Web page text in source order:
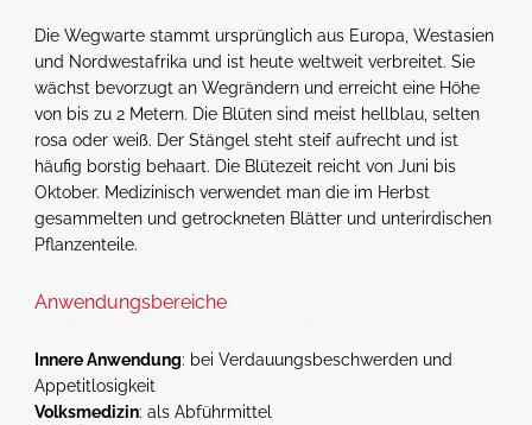
Die Wegwarte stammt ursprünglich aus Europa, Westasien
und Nordwestafrika und ist heute weltweit verbreitet. Sie
wächst bevorzugt an Wegrändern und erreicht eine Höhe
von bis zu 2 Metern. Die Blüten sind meist hellblau, selten
rosa oder weiß. Der Stängel steht steif aufrecht und ist
häufig borstig behaart. Die Blütezeit reicht von Juni bis
Oktober. Medizinisch verwendet man die im Herbst
gesammelten und getrockneten Blätter und unterirdischen
Pflanzenteile.
Anwendungsbereiche
Innere Anwendung: bei Verdauungsbeschwerden und
Appetitlosigkeit
Volksmedizin: als Abführmittel